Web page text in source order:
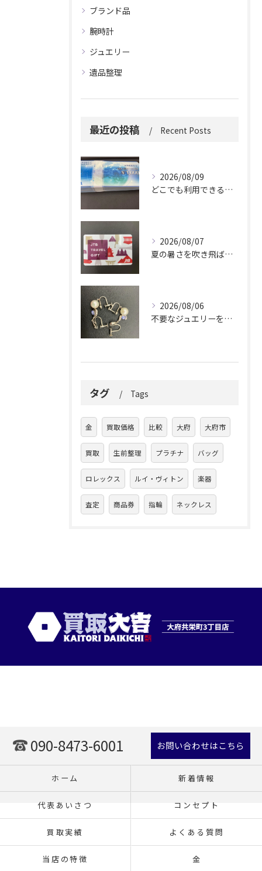
ブランド品
腕時計
ジュエリー
遺品整理
最近の投稿 Recent Posts
2026/08/09
どこでも利用できる便利さ。
2026/08/07
夏の暑さを吹き飛ばしに来てください。
2026/08/06
不要なジュエリーを眠らせていませんか？
タグ Tags
金 買取価格 比較 大府 大府市
買取 生前整理 プラチナ バッグ
ロレックス ルイ・ヴィトン 楽器
査定 商品券 指輪 ネックレス
090-8473-6001 お問い合わせはこちら
ホーム 新着情報
代表あいさつ コンセプト
買取実績 よくある質問
当店の特徴 金